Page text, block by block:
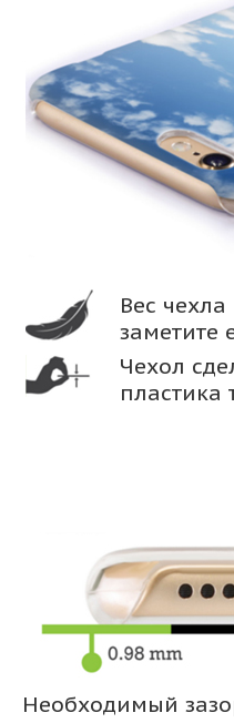
Вес
заметите
Чехол
пластика
Необходимый